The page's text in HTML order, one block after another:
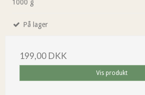
1000 g
På lager
199,00 DKK
Vis produkt